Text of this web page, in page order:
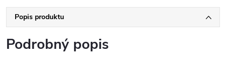
Popis produktu
Podrobný popis